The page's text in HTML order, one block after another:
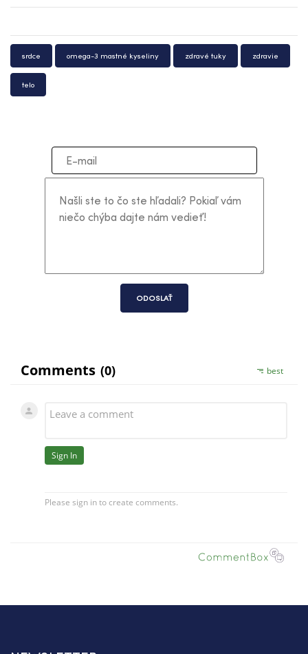
srdce omega-3 mastné kyseliny zdravé tuky zdravie
telo
ODOSLAŤ